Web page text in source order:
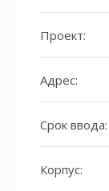
Проект:
Адрес:
Срок ввода:
Корпус: